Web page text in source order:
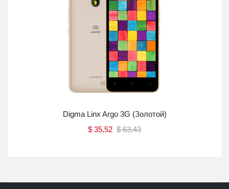
Digma Linx Argo 3G (золотой)
$ 35,52 $ 63,43